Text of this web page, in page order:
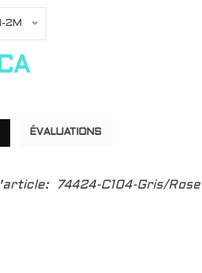
2M
ÉVALUATIONS
74424-C104-Gris/